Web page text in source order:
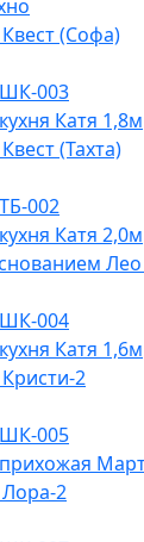
(Софа)
003
Катя 1,8м
(Тахта)
002
Катя 2,0м
004
Катя 1,6м
2
005
2